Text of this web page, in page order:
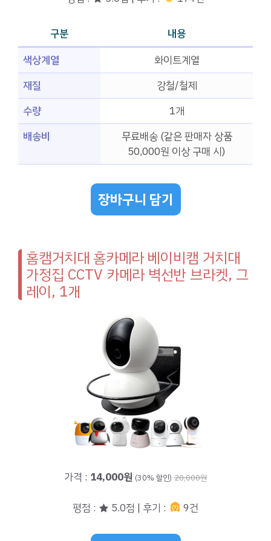
구분
내용
색상계열
화이트계열
재질
강철/철제
수량
1개
배송비
무료배송 (같은 판매자 상품
50,000원 이상 구매 시)
장바구니 담기
홈캠거치대 홈카메라 베이비캠 거치대
가정집 CCTV 카메라 벽선반 브라켓, 그
레이, 1개
가격 : 14,000원 (30% 할인) 20,000원
평점 : ★ 5.0점 | 후기 : 9건